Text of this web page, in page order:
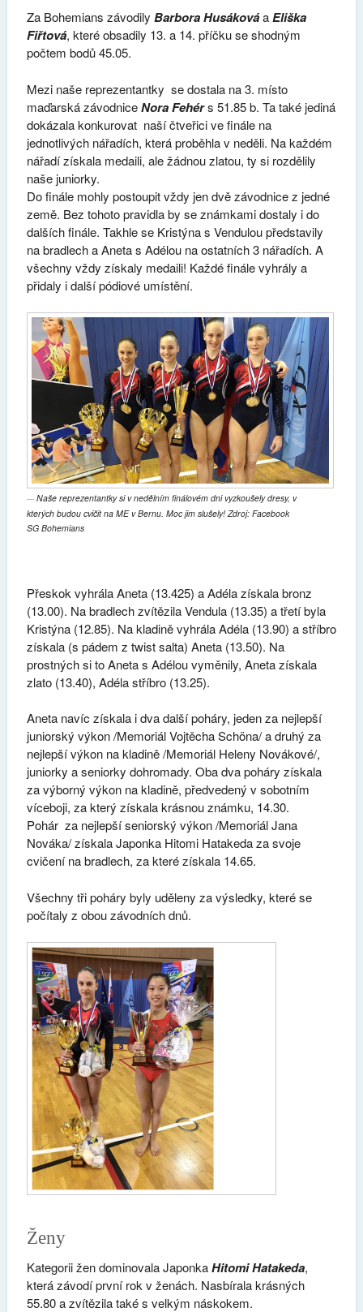
Za Bohemians závodily Barbora HusákováaEliška
Fiřtová, které obsadily 13. a 14. příčku se shodným
počtem bodů 45.05.
Mezi naše reprezentantky se dostala na 3. místo
maďarská závodniceNora Fehérs 51.85 b. Ta také jediná
dokázala konkurovat naší čtveřici ve finále na
jednotlivých nářadích, která proběhla v neděli. Na každém
nářadí získala medaili, ale žádnou zlatou, ty si rozdělily
naše juniorky.
Do finále mohly postoupit vždy jen dvě závodnice z jedné
země. Bez tohoto pravidla by se známkami dostaly i do
dalších finále. Takhle se Kristýna s Vendulou představily
na bradlech a Aneta s Adélou na ostatních 3 nářadích. A
všechny vždy získaly medaili! Každé finále vyhrály a
přidaly i další pódiové umístění.
Naše reprezentantky si v nedělním finálovém dni vyzkoušely dresy, v
kterých budou cvičit na ME v Bernu. Moc jim slušely! Zdroj: Facebook
SG Bohemians
Přeskok vyhrála Aneta (13.425) a Adéla získala bronz
(13.00). Na bradlech zvítězila Vendula (13.35) a třetí byla
Kristýna (12.85). Na kladině vyhrála Adéla (13.90) a stříbro
získala (s pádem z twist salta) Aneta (13.50). Na
prostných si to Aneta s Adélou vyměnily, Aneta získala
zlato (13.40), Adéla stříbro (13.25).
Aneta navíc získala i dva další poháry, jeden za nejlepší
juniorský výkon /Memoriál Vojtěcha Schöna/ a druhý za
nejlepší výkon na kladině /Memoriál Heleny Novákové/,
juniorky a seniorky dohromady. Oba dva poháry získala
za výborný výkon na kladině, předvedený v sobotním
víceboji, za který získala krásnou známku, 14.30.
Pohár za nejlepší seniorský výkon /Memoriál Jana
Nováka/ získala Japonka Hitomi Hatakeda za svoje
cvičení na bradlech, za které získala 14.65.
Všechny tři poháry byly uděleny za výsledky, které se
počítaly z obou závodních dnů.
Ženy
Kategorii žen dominovala JaponkaHitomi Hatakeda,
která závodí první rok v ženách. Nasbírala krásných
55.80 a zvítězila také s velkým náskokem.